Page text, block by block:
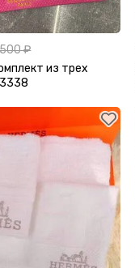
₽
из трех